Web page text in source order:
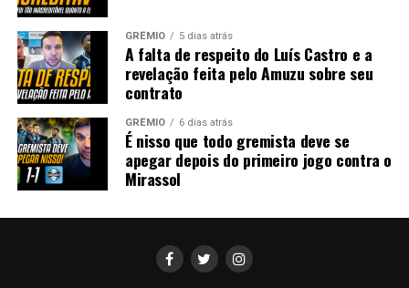
GRÊMIO 5 dias atrás
A falta de respeito do Luís Castro e a
revelação feita pelo Amuzu sobre seu
contrato
GRÊMIO 6 dias atrás
É nisso que todo gremista deve se
apegar depois do primeiro jogo contra o
Mirassol